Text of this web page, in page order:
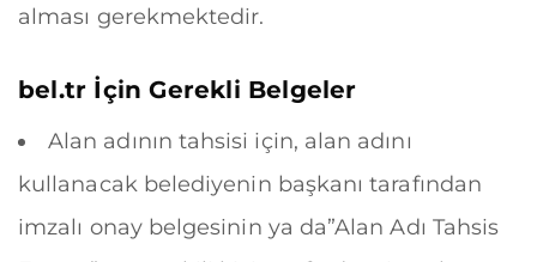
alması gerekmektedir.
bel.tr İçin Gerekli Belgeler
Alan adının tahsisi için, alan adını
kullanacak belediyenin başkanı tarafından
imzalı onay belgesinin ya da”Alan Adı Tahsis